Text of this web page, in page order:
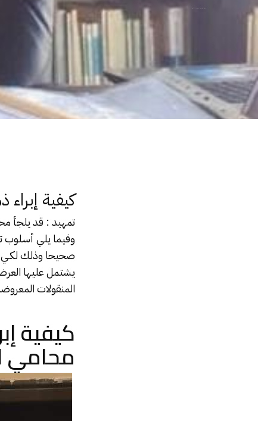
كيفية
تمهيد : قد يلجأ
وفيما يلي أسلوب
صحيحا وذلك لكـي
يشتمل عليها
المنقولات
كيفية
محامي